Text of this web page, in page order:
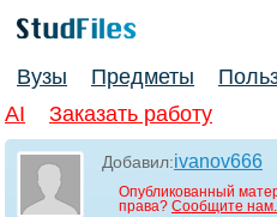
Вузы Предметы
AI
Заказать работу
Добавил:ivanov666
Опубликованный
права? Сообщите нам.